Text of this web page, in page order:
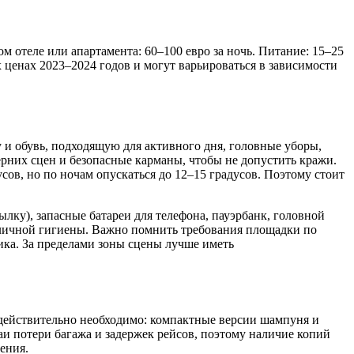
отеле или апартамента: 60–100 евро за ночь. Питание: 15–25
2023–2024 годов и могут варьироваться в зависимости
обувь, подходящую для активного дня, головные уборы,
сцен и безопасные карманы, чтобы не допустить кражи.
но по ночам опускаться до 12–15 градусов. Поэтому стоит
запасные батареи для телефона, пауэрбанк, головной
гигиены. Важно помнить требования площадки по
За пределами зоны сцены лучше иметь
необходимо: компактные версии шампуня и
потери багажа и задержек рейсов, поэтому наличие копий